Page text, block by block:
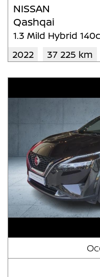
NISSAN
Qashqai
1.3 Mild Hybrid
2022
37 225 km